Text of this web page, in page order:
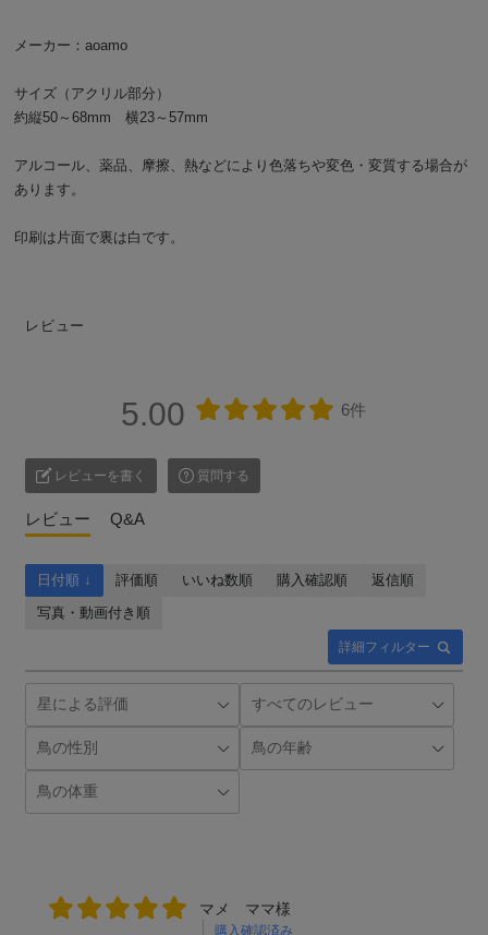
メーカー：aoamo
サイズ（アクリル部分）
約縦50～68mm 横23～57mm
アルコール、薬品、摩擦、熱などにより色落ちや変色・変質する場合が
あります。
印刷は片面で裏は白です。
レビュー
5.00 6件
レビューを書く 質問する
レビュー Q&A
詳細フィルター
日付順 ↓ 評価順 いいね数順 購入確認順
返信順
写真・動画付き順
マメ ママ様
購入確認済み